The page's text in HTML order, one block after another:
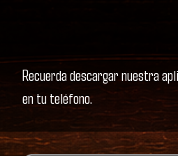
Recuerda descargar nuestra
en tu teléfono.